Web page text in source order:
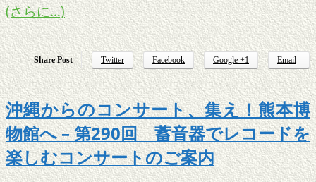
(さらに…)
Share Post Twitter Facebook Google +1 Email
沖縄からのコンサート、集え！熊本博
物館へ – 第290回 蓄音器でレコードを
楽しむコンサートのご案内